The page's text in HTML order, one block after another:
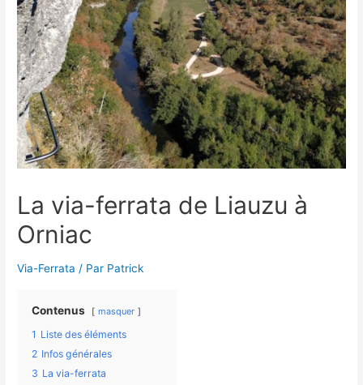
La via-ferrata de Liauzu à
Orniac
Via-Ferrata / Par Patrick
Contenus masquer
1 Liste des éléments
2 Infos générales
3 La via-ferrata